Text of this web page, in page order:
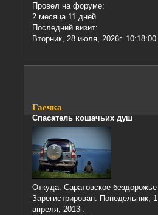
Провел на форуме:
2 месяца 11 дней
Последний визит:
Вторник, 28 июля, 2026г. 10:18:00
Гаечка
Спасатель кошачьих душ
Откуда: Саратовское бездорожье
Зарегистрирован: Понедельник, 1
апреля, 2013г.